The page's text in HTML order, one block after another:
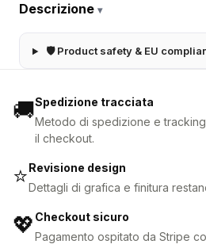
Descrizione ▾
🛡 Product safety & EU
🚚Spedizione tracciata
Metodo di spedizione e
il checkout.
⭐Revisione design
Dettagli di grafica e finitura
💖 Checkout sicuro
Pagamento ospitato da Stripe